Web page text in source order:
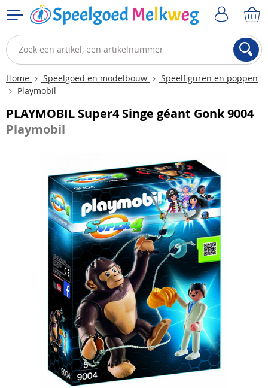
Home Speelgoed en modelbouw
Speelfiguren en poppen
Playmobil
PLAYMOBIL Super4 Singe géant Gonk 9004
Playmobil